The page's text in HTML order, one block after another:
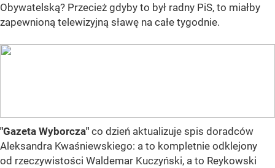
Obywatelską? Przecież gdyby to był radny PiS, to miałby
zapewnioną telewizyjną sławę na całe tygodnie.
"Gazeta Wyborcza" co dzień aktualizuje spis doradców
Aleksandra Kwaśniewskiego: a to kompletnie odklejony
od rzeczywistości Waldemar Kuczyński, a to Reykowski